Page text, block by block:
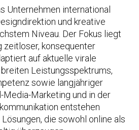
Unternehmen international
und kreative
Niveau. Der Fokus liegt
zeitloser, konsequenter
auf aktuelle virale
Leistungsspektrums,
sowie langjähriger
Media-Marketing und in der
entstehen
die sowohl online als